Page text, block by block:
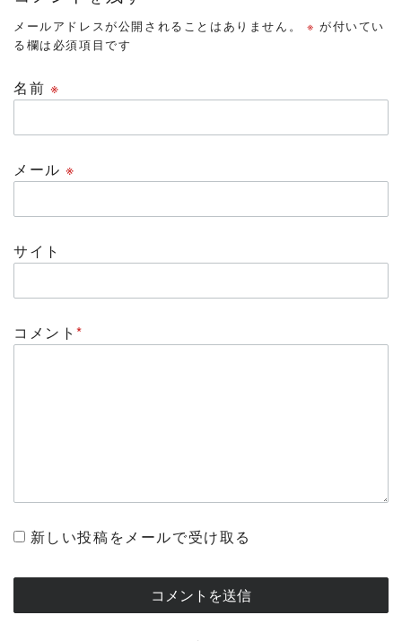
メールアドレスが公開されることはありません。 ※ が付いてい
る欄は必須項目です
名前 ※
メール※
サイト
コメント*
新しい投稿をメールで受け取る